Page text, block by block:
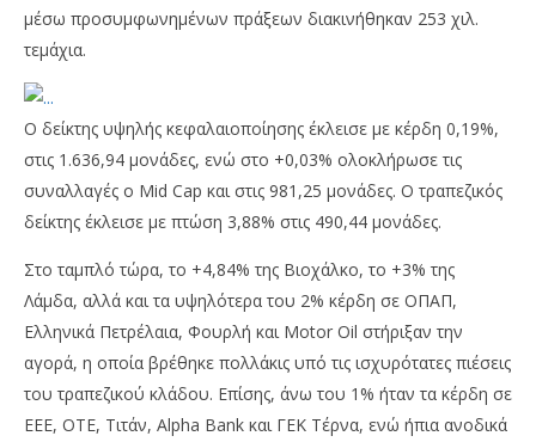
NOW VIEWING
Μικρή άνοδος (0,01%) για το Χρηματιστήριο
03/11/2018
pressroom
μέσω προσυμφωνημένων πράξεων διακινήθηκαν 253 χιλ.
τεμάχια.
Ο δείκτης υψηλής κεφαλαιοποίησης έκλεισε με κέρδη 0,19%,
στις 1.636,94 μονάδες, ενώ στο +0,03% ολοκλήρωσε τις
συναλλαγές ο Mid Cap και στις 981,25 μονάδες. Ο τραπεζικός
δείκτης έκλεισε με πτώση 3,88% στις 490,44 μονάδες.
Στο ταμπλό τώρα, το +4,84% της Βιοχάλκο, το +3% της
Λάμδα, αλλά και τα υψηλότερα του 2% κέρδη σε ΟΠΑΠ,
Ελληνικά Πετρέλαια, Φουρλή και Motor Oil στήριξαν την
αγορά, η οποία βρέθηκε πολλάκις υπό τις ισχυρότατες πιέσεις
του τραπεζικού κλάδου. Επίσης, άνω του 1% ήταν τα κέρδη σε
ΕΕΕ, ΟΤΕ, Τιτάν, Alpha Bank και ΓΕΚ Τέρνα, ενώ ήπια ανοδικά